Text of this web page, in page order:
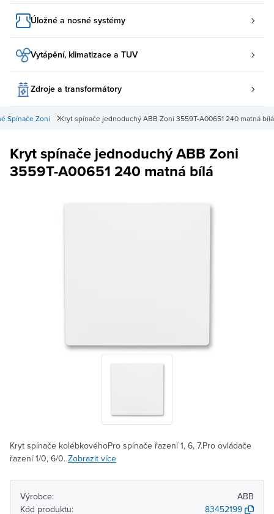
Úložné a nosné systémy
Vytápění, klimatizace a TUV
Zdroje a transformátory
Kryt spínače jednoduchý ABB Zoni 3559T-A00651 240 matná bílá
Spínače Zoni
Kryt spínače jednoduchý ABB Zoni
3559T-A00651 240 matná bílá
Kryt spínače kolébkovéhoPro spínače řazení 1, 6, 7.Pro ovládače
řazení 1/0, 6/0. Zobrazit více
Výrobce:
ABB
Kód produktu:
83452199